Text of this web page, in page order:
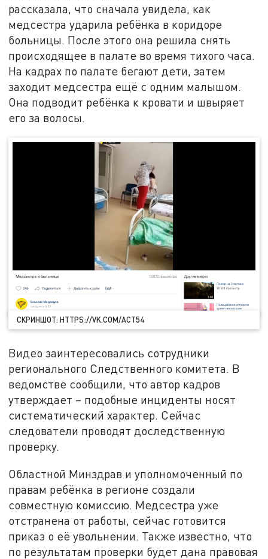
рассказала, что сначала увидела, как
медсестра ударила ребёнка в коридоре
больницы. После этого она решила снять
происходящее в палате во время тихого часа.
На кадрах по палате бегают дети, затем
заходит медсестра ещё с одним малышом.
Она подводит ребёнка к кровати и швыряет
его за волосы.
СКРИНШОТ: HTTPS://VK.COM/ACT54
Видео заинтересовались сотрудники
регионального Следственного комитета. В
ведомстве сообщили, что автор кадров
утверждает – подобные инциденты носят
систематический характер. Сейчас
следователи проводят доследственную
проверку.
Областной Минздрав и уполномоченный по
правам ребёнка в регионе создали
совместную комиссию. Медсестра уже
отстранена от работы, сейчас готовится
приказ о её увольнении. Также известно, что
по результатам проверки будет дана правовая